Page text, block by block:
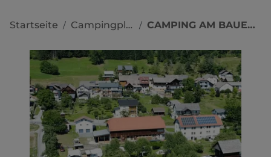
Startseite / Campingplätze / CAMPING AM BAUERNHOF